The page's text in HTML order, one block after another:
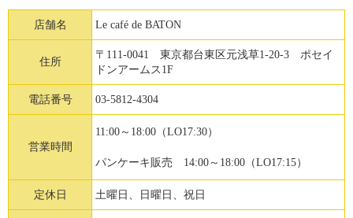
店舗名 Le café de BATON
住所
〒111-0041 東京都台東区元浅草1-20-3 ポセイ
ドンアームス1F
電話番号 03-5812-4304
営業時間
11:00～18:00（LO17:30）
パンケーキ販売 14:00～18:00（LO17:15）
定休日 土曜日、日曜日、祝日